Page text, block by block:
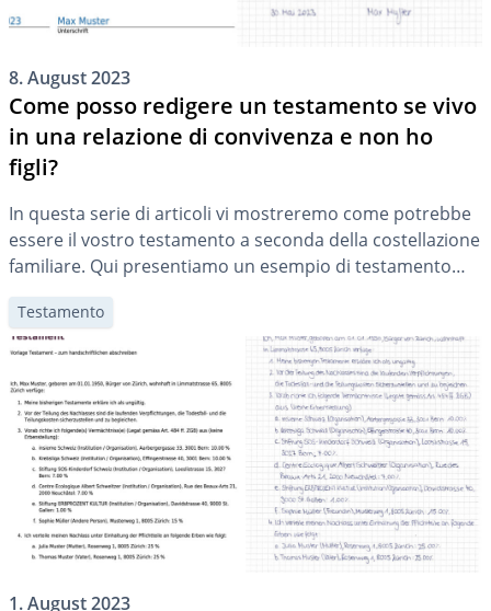
8. August 2023
Come posso redigere un testamento se vivo
in una relazione di convivenza e non ho
figli?
In questa serie di articoli vi mostreremo come potrebbe
essere il vostro testamento a seconda della costellazione
familiare. Qui presentiamo un esempio di testamento
per una persona in convivenza, senza figli.
Testamento
1. August 2023